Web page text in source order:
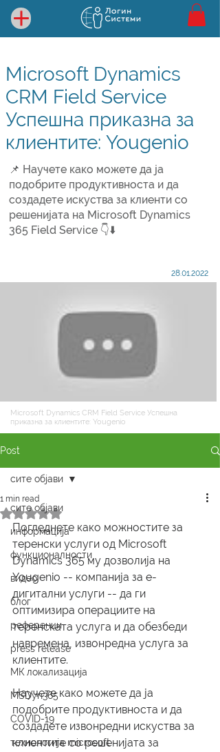
Microsoft Dynamics
CRM Field Service
Успешна приказна за
клиентите: Yougenio
📌 Научете како можете да ја
подобрите продуктивноста и да
создадете искуства за клиенти со
решенијата на Microsoft Dynamics
365 Field Service 👇⬇️
28.01.2022
Microsoft Dynamics CRM Field Service Успешна
приказна за клиентите: Yougenio
Post
сите објави
информација
функционалности
видео
блог
референци
press release
МК локализација
MSDyn365
COVID-19
технологија microsoft
сите објави
1 min read
Rated NaN out of 5 stars.
Погледнете како можностите за
теренски услуги од Microsoft
Dynamics 365 му дозволија на
Yougenio -- компанија за е-
дигитални услуги -- да ги
оптимизира операциите на
теренската услуга и да обезбеди
навремена, извонредна услуга за
клиентите.
Научете како можете да ја
подобрите продуктивноста и да
создадете извонредни искуства за
клиентите со решенијата за